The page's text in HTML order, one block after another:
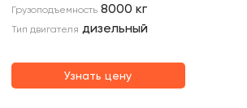
Грузоподъемность 8000 кг
Тип двигателя дизельный
Узнать цену